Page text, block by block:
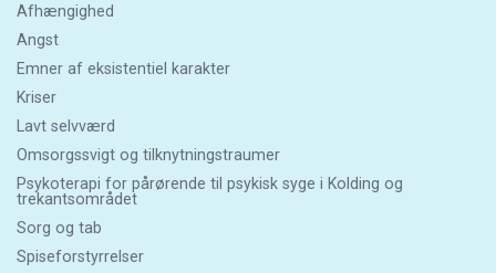
Afhængighed
Angst
Emner af eksistentiel karakter
Kriser
Lavt selvværd
Omsorgssvigt og tilknytningstraumer
Psykoterapi for pårørende til psykisk syge i Kolding og
trekantsområdet
Sorg og tab
Spiseforstyrrelser